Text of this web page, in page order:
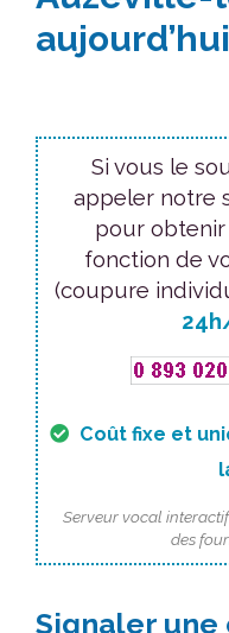
aujourd’hui
Si vous le
appeler notre
pour
fonction de
(coupure
Coût fixe et
Serveur vocal
des
Signaler